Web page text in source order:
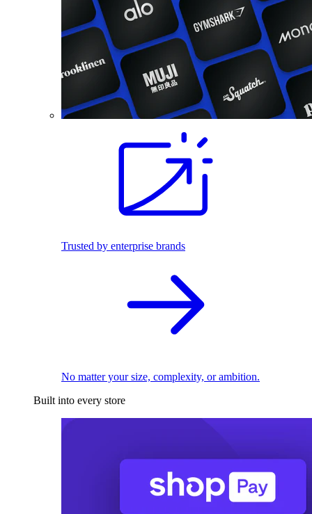
Trusted by enterprise brands
No matter your size, complexity, or ambition.
Built into every store